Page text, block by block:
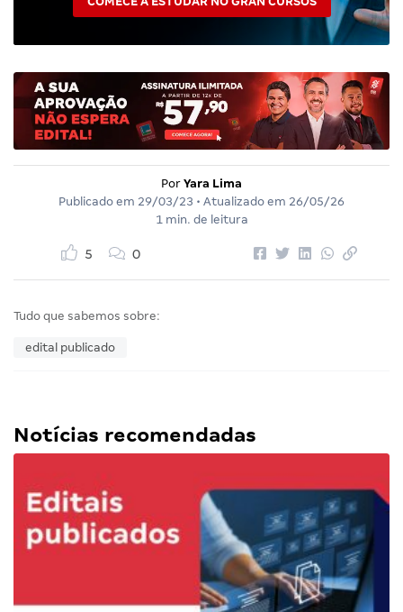
Por Yara Lima
Publicado em 29/03/23 • Atualizado em 26/05/26
1 min. de leitura
5 0
Tudo que sabemos sobre:
edital publicado
Notícias recomendadas